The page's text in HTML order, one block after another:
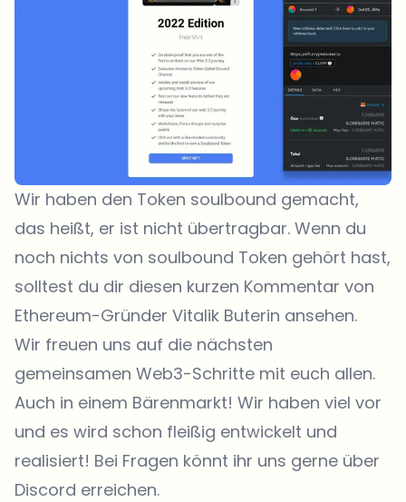
Wir haben den Token soulbound gemacht,
das heißt, er ist nicht übertragbar. Wenn du
noch nichts von soulbound Token gehört hast,
solltest du dir diesen kurzen Kommentar von
Ethereum-Gründer Vitalik Buterin ansehen.
Wir freuen uns auf die nächsten
gemeinsamen Web3-Schritte mit euch allen.
Auch in einem Bärenmarkt! Wir haben viel vor
und es wird schon fleißig entwickelt und
realisiert! Bei Fragen könnt ihr uns gerne über
Discord erreichen.